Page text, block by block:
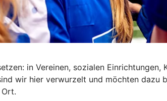
in Vereinen, sozialen
wir hier verwurzelt und möchten